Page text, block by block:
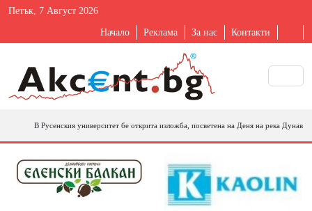
Петък, 7 Август 2026
Начало Реклама За нас Контакти
В Русенския университет бе открита изложба, посветена на Деня на река Дунав